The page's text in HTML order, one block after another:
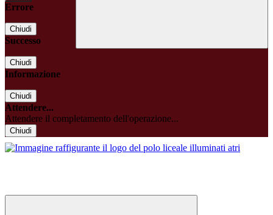
Errore
Chiudi
Successo
Chiudi
Informazione
Chiudi
Attendere...
Attendere il completamento dell'operazione...
Chiudi